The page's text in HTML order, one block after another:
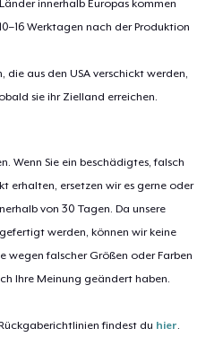
innerhalb Europas kommen
Werktagen nach der Produktion
aus den USA verschickt werden,
sie ihr Zielland erreichen.
Wenn Sie ein beschädigtes, falsch
erhalten, ersetzen wir es gerne oder
von 30 Tagen. Da unsere
werden, können wir keine
wegen falscher Größen oder Farben
Ihre Meinung geändert haben.
findest du hier